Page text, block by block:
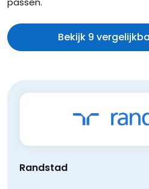
Bekijk 9
Randstad